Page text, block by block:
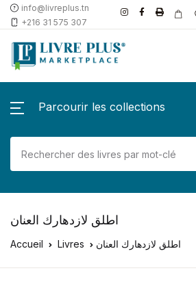
info@livreplus.tn
+216 31 575 307
Parcourir les collections
اطلق لازدهارك العنان
Accueil Livres اطلق لازدهارك العنان